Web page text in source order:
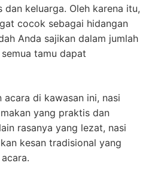
dan keluarga. Oleh karena itu,
cocok sebagai hidangan
Anda sajikan dalam jumlah
tamu dapat
di kawasan ini, nasi
yang praktis dan
rasanya yang lezat, nasi
kesan tradisional yang